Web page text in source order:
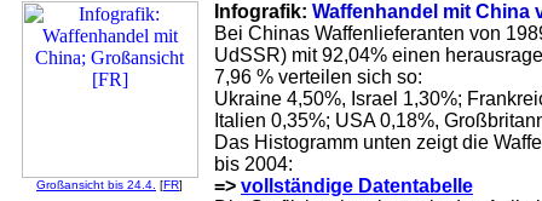
Großansicht bis 24.4. [FR]
Infografik: Waffenhandel mit China
Bei Chinas Waffenlieferanten von
UdSSR) mit 92,04% einen
7,96 % verteilen sich so:
Ukraine 4,50%, Israel 1,30%;
Italien 0,35%; USA 0,18%,
Das Histogramm unten zeigt die
bis 2004:
=> vollständige Datentabelle